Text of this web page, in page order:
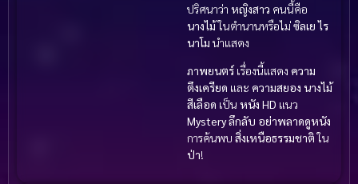
ปริศนาว่า หญิงสาว คนนี้คือ
นางไม้ในตำนานหรือไม่ซิลเย ไร
นาโม นำแสดง
ภาพยนตร์เรื่องนี้แสดง ความ
ตึงเครียด และ ความสยอง นางไม้
สีเลือด เป็น หนัง HD แนว
Mystery ลึกลับ อย่าพลาดดูหนัง
การค้นพบ สิ่งเหนือธรรมชาติใน
ป่า!